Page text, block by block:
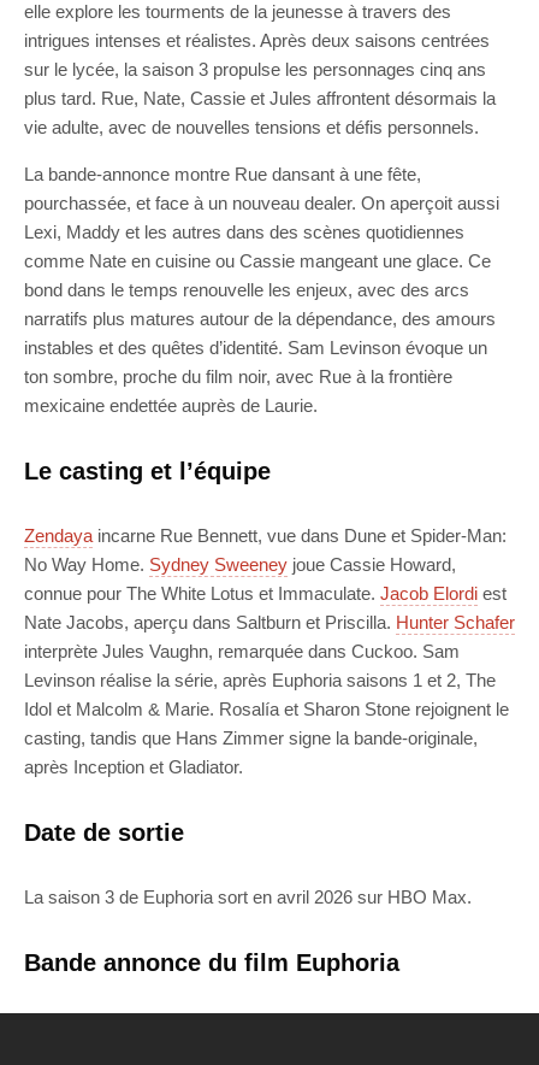
elle explore les tourments de la jeunesse à travers des
intrigues intenses et réalistes. Après deux saisons centrées
sur le lycée, la saison 3 propulse les personnages cinq ans
plus tard. Rue, Nate, Cassie et Jules affrontent désormais la
vie adulte, avec de nouvelles tensions et défis personnels.
La bande-annonce montre Rue dansant à une fête,
pourchassée, et face à un nouveau dealer. On aperçoit aussi
Lexi, Maddy et les autres dans des scènes quotidiennes
comme Nate en cuisine ou Cassie mangeant une glace. Ce
bond dans le temps renouvelle les enjeux, avec des arcs
narratifs plus matures autour de la dépendance, des amours
instables et des quêtes d’identité. Sam Levinson évoque un
ton sombre, proche du film noir, avec Rue à la frontière
mexicaine endettée auprès de Laurie.
Le casting et l’équipe
Zendaya incarne Rue Bennett, vue dans Dune et Spider-Man:
No Way Home. Sydney Sweeney joue Cassie Howard,
connue pour The White Lotus et Immaculate. Jacob Elordi est
Nate Jacobs, aperçu dans Saltburn et Priscilla. Hunter Schafer
interprète Jules Vaughn, remarquée dans Cuckoo. Sam
Levinson réalise la série, après Euphoria saisons 1 et 2, The
Idol et Malcolm & Marie. Rosalía et Sharon Stone rejoignent le
casting, tandis que Hans Zimmer signe la bande-originale,
après Inception et Gladiator.
Date de sortie
La saison 3 de Euphoria sort en avril 2026 sur HBO Max.
Bande annonce du film Euphoria